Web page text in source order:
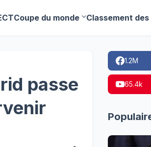
Coupe du monde Classement des
passe
1.2M
65.4k